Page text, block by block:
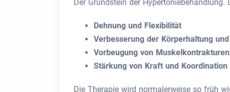
Der Grundstein der
Dehnung und Flexibilität
Verbesserung der Körperhaltung
Vorbeugung von
Stärkung von Kraft und Koordination
Die Therapie wird normalerweise so früh